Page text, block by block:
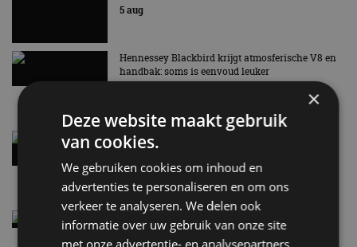
5 aug
Hennessey Blackbird krijgt atmosferische V8 en
handbak: soms is eenvoud leuker
Audi A2 e-Tron mikt op verbruik van 12,8 kWh
per 100 kilometer
4 aug
Elektrische Geely E2 (tijdelijk) net zo goedkoop
als een Renault Twingo
×
Deze website maakt gebruik
van cookies.
We gebruiken cookies om inhoud en
advertenties te personaliseren en om ons
verkeer te analyseren. We delen ook
informatie over uw gebruik van onze site
met onze advertentie- en analysepartners,